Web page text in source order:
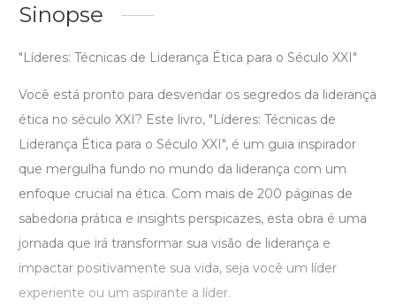
Sinopse
"Líderes: Técnicas de Liderança Ética para o Século XXI"
Você está pronto para desvendar os segredos da liderança
ética no século XXI? Este livro, "Líderes: Técnicas de
Liderança Ética para o Século XXI", é um guia inspirador
que mergulha fundo no mundo da liderança com um
enfoque crucial na ética. Com mais de 200 páginas de
sabedoria prática e insights perspicazes, esta obra é uma
jornada que irá transformar sua visão de liderança e
impactar positivamente sua vida, seja você um líder
experiente ou um aspirante a líder.